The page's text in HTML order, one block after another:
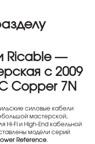
Ricable —
с 2009
Copper 7N
силовые кабели
мастерской,
Hi-Fi и High-End кабельной
модели серий
Reference.